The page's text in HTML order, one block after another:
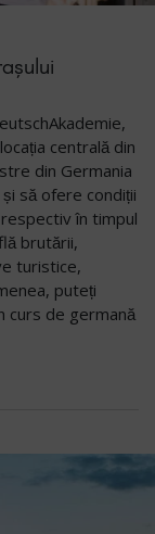
centrală din
din Germania
să ofere condiții
în timpul
brutării,
turistice,
puteți
curs de germană